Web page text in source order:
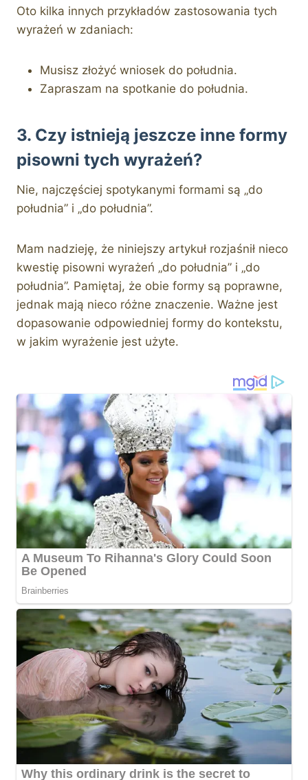
Oto kilka innych przykładów zastosowania tych
wyrażeń w zdaniach:
Musisz złożyć wniosek do południa.
Zapraszam na spotkanie do południa.
3. Czy istnieją jeszcze inne formy
pisowni tych wyrażeń?
Nie, najczęściej spotykanymi formami są „do
południa” i „do południa”.
Mam nadzieję, że niniejszy artykuł rozjaśnił nieco
kwestię pisowni wyrażeń „do południa” i „do
południa”. Pamiętaj, że obie formy są poprawne,
jednak mają nieco różne znaczenie. Ważne jest
dopasowanie odpowiedniej formy do kontekstu,
w jakim wyrażenie jest użyte.